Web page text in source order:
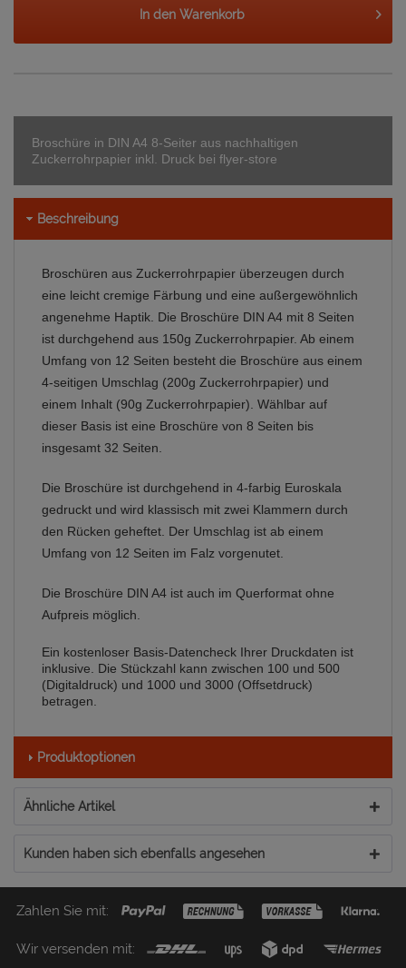
In den Warenkorb
Broschüre in DIN A4 8-Seiter aus nachhaltigen
Zuckerrohrpapier inkl. Druck bei flyer-store
Beschreibung
Broschüren aus Zuckerrohrpapier überzeugen durch
eine leicht cremige Färbung und eine außergewöhnlich
angenehme Haptik. Die Broschüre DIN A4 mit 8 Seiten
ist durchgehend aus 150g Zuckerrohrpapier. Ab einem
Umfang von 12 Seiten besteht die Broschüre aus einem
4-seitigen Umschlag (200g Zuckerrohrpapier) und
einem Inhalt (90g Zuckerrohrpapier). Wählbar auf
dieser Basis ist eine Broschüre von 8 Seiten bis
insgesamt 32 Seiten.
Die Broschüre ist durchgehend in 4-farbig Euroskala
gedruckt und wird klassisch mit zwei Klammern durch
den Rücken geheftet. Der Umschlag ist ab einem
Umfang von 12 Seiten im Falz vorgenutet.
Die Broschüre DIN A4 ist auch im Querformat ohne
Aufpreis möglich.
Ein kostenloser Basis-Datencheck Ihrer Druckdaten ist
inklusive. Die Stückzahl kann zwischen 100 und 500
(Digitaldruck) und 1000 und 3000 (Offsetdruck)
betragen.
Produktoptionen
Ähnliche Artikel
Kunden haben sich ebenfalls angesehen
Zahlen Sie mit:
Wir versenden mit: